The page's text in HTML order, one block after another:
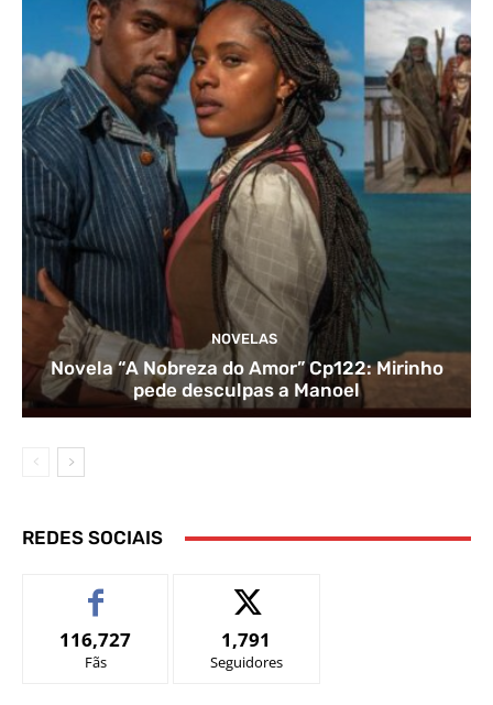
NOVELAS
Novela “A Nobreza do Amor” Cp122: Mirinho
pede desculpas a Manoel
REDES SOCIAIS
116,727
Fãs
1,791
Seguidores